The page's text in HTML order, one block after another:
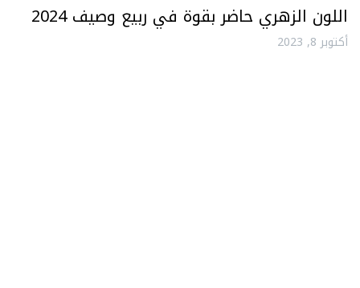
اللون الزهري حاضر بقوة في ربيع وصيف 2024
أكتوبر 8, 2023